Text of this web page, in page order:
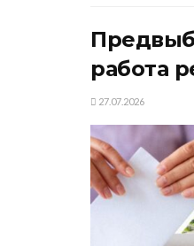
работа
27.07.2026